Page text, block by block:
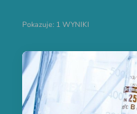
Pokazuje: 1 WYNIKI